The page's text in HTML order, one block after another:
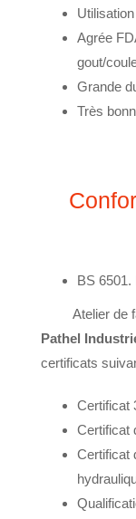
Agrée
gout/
Grande
Très
BS 6501.
Atelier de
Pathel
certificats
Certificat
Certificat
Certificat